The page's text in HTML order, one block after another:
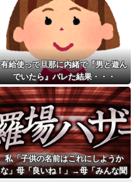
【悲劇】嫁と駆け落ちしたけ
ど体調崩して元サヤ希望…そり
ゃないわwww
夕飯中、子(2歳半)がぐずった
ので気分転換にお風呂に入れて
出てきたら「皿を片付けてない
でしょ！義祖母が洗ったんだけ
ど！？なめてるの？バカにして
るの？」と言われた…
【あり？なし？】元彼との思
い出を、今の彼氏に捨てられ
た。でも別に彼を責めるつもり
はない。未練あると思われたら
イヤだしね。でも無くなってコ
ッソリ泣いてたらその光景を見
られて
【画像】思わず保存したくな
る「笑える画像・最高な画像」
貼っていけｗｗｗｗｗ
し…
有給使って旦那に内緒で『男と遊ん
でいたら』バレた結果・・・
私「子供の名前はこれにしようか
な」母「良いね！」→母「みんな聞